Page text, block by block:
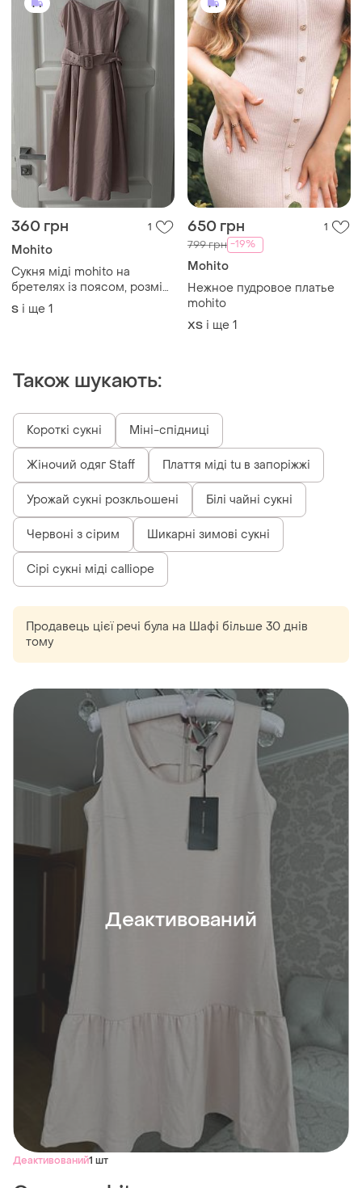
360 грн 1
Mohito
Сукня міді mohito на
бретелях із поясом, розмір
36 / s
S і ще 1
650 грн 1
799 грн -19%
Mohito
Нежное пудровое платье
mohito
ХS і ще 1
Також шукають:
Короткі сукні Міні-спідниці
Жіночий одяг Staff Плаття міді tu в запоріжжі
Урожай сукні розкльошені Білі чайні сукні
Червоні з сірим Шикарні зимові сукні
Сірі сукні міді calliope
Продавець цієї речі була на Шафі більше 30 днів
тому
Деактивований
Деактивований1 шт